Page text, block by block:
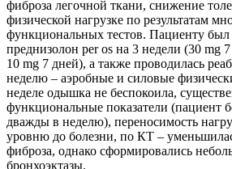
фиброза легочной ткани, снижение
физической нагрузке по результатам
функциональных тестов. Пациенту был
преднизолон per os на 3 недели (30 mg
10 mg 7 дней), а также проводилась
неделю – аэробные и силовые
неделе одышка не беспокоила,
функциональные показатели (пациент
дважды в неделю), переносимость
уровню до болезни, по КТ –
фиброза, однако сформировались
бронхоэктазы.